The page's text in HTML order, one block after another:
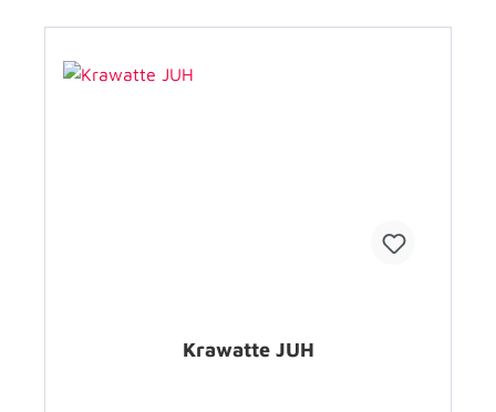
Krawatte JUH